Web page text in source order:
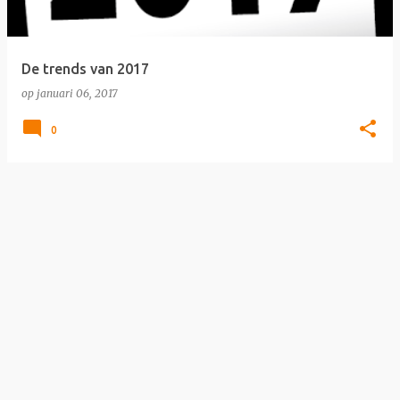
De trends van 2017
op januari 06, 2017
0